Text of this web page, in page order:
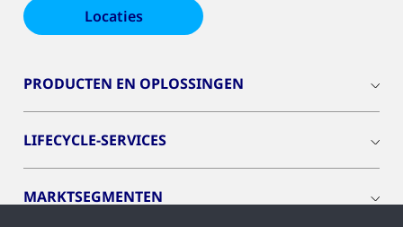
Locaties
PRODUCTEN EN OPLOSSINGEN
LIFECYCLE-SERVICES
MARKTSEGMENTEN